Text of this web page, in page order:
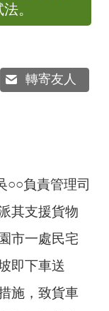
。
轉寄友人
負責管理司
其支援貨物
市一處民宅
即下車送
施，致貨車